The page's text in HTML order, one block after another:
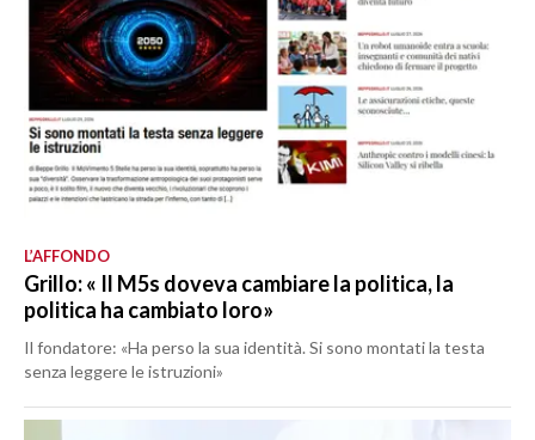
L’AFFONDO
Grillo: « Il M5s doveva cambiare la politica, la
politica ha cambiato loro»
Il fondatore: «Ha perso la sua identità. Si sono montati la testa
senza leggere le istruzioni»